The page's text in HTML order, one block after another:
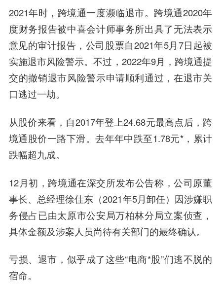
2021年时，跨境通一度濒临退市。跨境通2020年
度财务报告被中喜会计师事务所出具了无法表示
意见的审计报告，公司股票自2021年5月7日起被
实施退市风险警示。不过，2022年9月，跨境通提
交的撤销退市风险警示申请顺利通过，在退市关
口逃过一劫。
从股价来看，自2017年登上24.68元最高点后，跨
境通股价一路下滑。去年年中跌至1.78元*，累计
跌幅超九成。
12月初，跨境通在深交所发布公告称，公司原董
事长、总经理徐佳东（2021年5月卸任）因涉嫌职
务侵占已由太原市公安局万柏林分局立案侦查，
具体金额及涉案人员尚待有关部门的最终确认。
亏损、退市，似乎成了这些“电商*股”们逃不脱的
宿命。